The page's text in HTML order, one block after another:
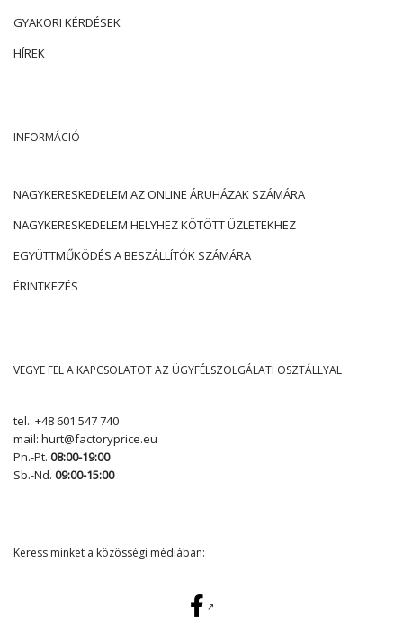
GYAKORI KÉRDÉSEK
HÍREK
INFORMÁCIÓ
NAGYKERESKEDELEM AZ ONLINE ÁRUHÁZAK SZÁMÁRA
NAGYKERESKEDELEM HELYHEZ KÖTÖTT ÜZLETEKHEZ
EGYÜTTMŰKÖDÉS A BESZÁLLÍTÓK SZÁMÁRA
ÉRINTKEZÉS
VEGYE FEL A KAPCSOLATOT AZ ÜGYFÉLSZOLGÁLATI OSZTÁLLYAL
tel.: +48 601 547 740
mail: hurt@factoryprice.eu
Pn.-Pt. 08:00-19:00
Sb.-Nd. 09:00-15:00
Keress minket a közösségi médiában: